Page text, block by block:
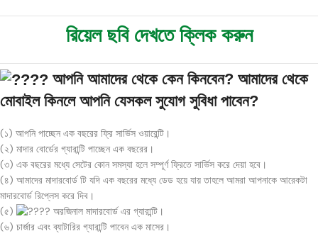
রিয়েল ছবি দেখতে ক্লিক করুন
আপনি আমাদের থেকে কেন কিনবেন? আমাদের থেকে
মোবাইল কিনলে আপনি যেসকল সুযোগ সুবিধা পাবেন?
(১) আপনি পাচ্ছেন এক বছরের ফ্রি সার্ভিস ওয়ারেন্টি।
(২) মাদার বোর্ডের গ্যারান্টি পাচ্ছেন এক বছরের।
(৩) এক বছরের মধ্যে সেটের কোন সমস্যা হলে সম্পূর্ণ ফ্রিতে সার্ভিস করে দেয়া হবে।
(৪) আমাদের মাদারবোর্ড টি যদি এক বছরের মধ্যে ডেড হয়ে যায় তাহলে আমরা আপনাকে আরেকটা
মাদারবোর্ড রিপ্লেস করে দিব।
(৫)
অরজিনাল মাদারবোর্ড এর গ্যারান্টি।
(৬) চার্জার এবং ব্যাটারির গ্যারান্টি পাবেন এক মাসের।